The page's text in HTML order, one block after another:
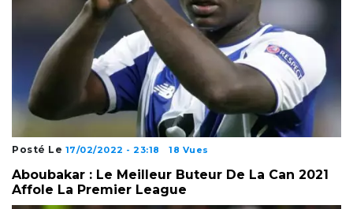
Posté Le 17/02/2022 - 23:18 18 Vues
Aboubakar : Le Meilleur Buteur De La Can 2021
Affole La Premier League